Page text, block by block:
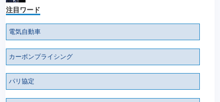
注目ワード
電気自動車
カーボンプライシング
パリ協定